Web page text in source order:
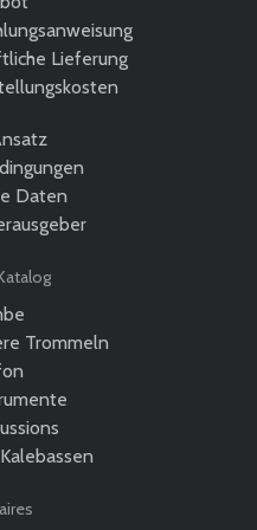
Lieferung
Daten
Trommeln